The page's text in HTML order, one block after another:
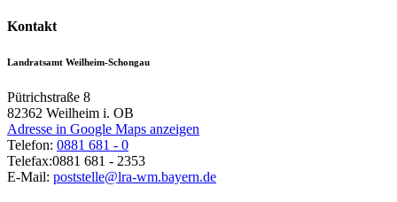
Kontakt
Landratsamt Weilheim-Schongau
Pütrichstraße 8
82362 Weilheim i. OB
Adresse in Google Maps anzeigen
Telefon: 0881 681 - 0
Telefax:0881 681 - 2353
E-Mail: poststelle@lra-wm.bayern.de